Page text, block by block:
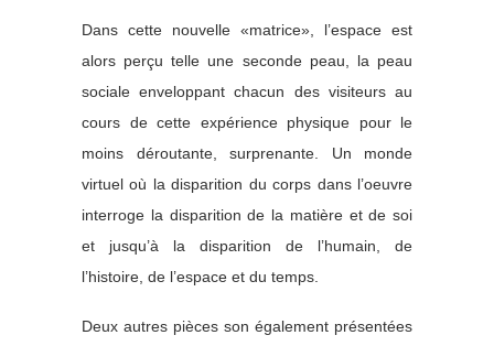
Dans cette nouvelle «matrice», l’espace est
alors perçu telle une seconde peau, la peau
sociale enveloppant chacun des visiteurs au
cours de cette expérience physique pour le
moins déroutante, surprenante. Un monde
virtuel où la disparition du corps dans l’oeuvre
interroge la disparition de la matière et de soi
et jusqu’à la disparition de l’humain, de
l’histoire, de l’espace et du temps.
Deux autres pièces son également présentées